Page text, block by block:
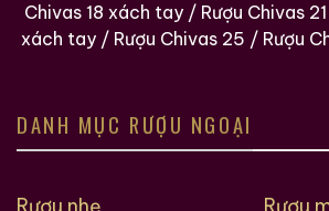
Chivas 18 xách tay / Rượu Chivas 21
xách tay / Rượu Chivas 25 / Rượu
DANH MỤC RƯỢU NGOẠI